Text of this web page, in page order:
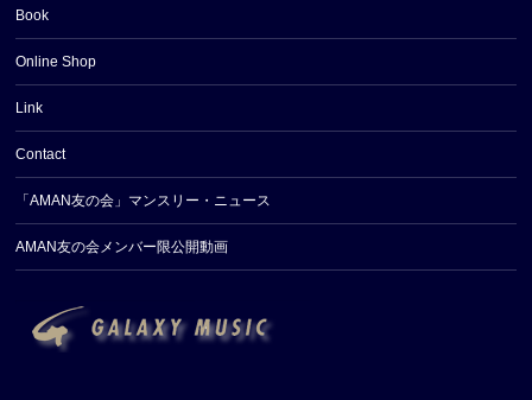
Book
Online Shop
Link
Contact
「AMAN友の会」マンスリー・ニュース
AMAN友の会メンバー限公開動画